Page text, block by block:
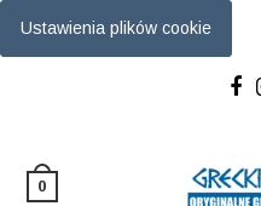
Ustawienia plików cookie
0